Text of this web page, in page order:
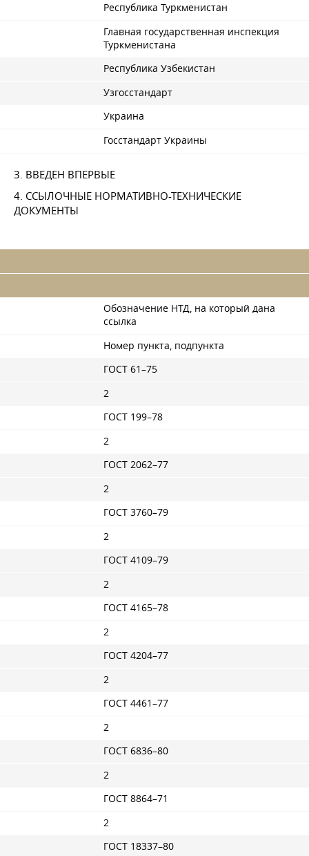
Республика Туркменистан
Главная государственная инспекция
Туркменистана
Республика Узбекистан
Узгосстандарт
Украина
Госстандарт Украины
3. ВВЕДЕН ВПЕРВЫЕ
4. ССЫЛОЧНЫЕ НОРМАТИВНО-ТЕХНИЧЕСКИЕ
ДОКУМЕНТЫ
Обозначение НТД, на который дана
ссылка
Номер пункта, подпункта
ГОСТ 61–75
2
ГОСТ 199–78
2
ГОСТ 2062–77
2
ГОСТ 3760–79
2
ГОСТ 4109–79
2
ГОСТ 4165–78
2
ГОСТ 4204–77
2
ГОСТ 4461–77
2
ГОСТ 6836–80
2
ГОСТ 8864–71
2
ГОСТ 18337–80